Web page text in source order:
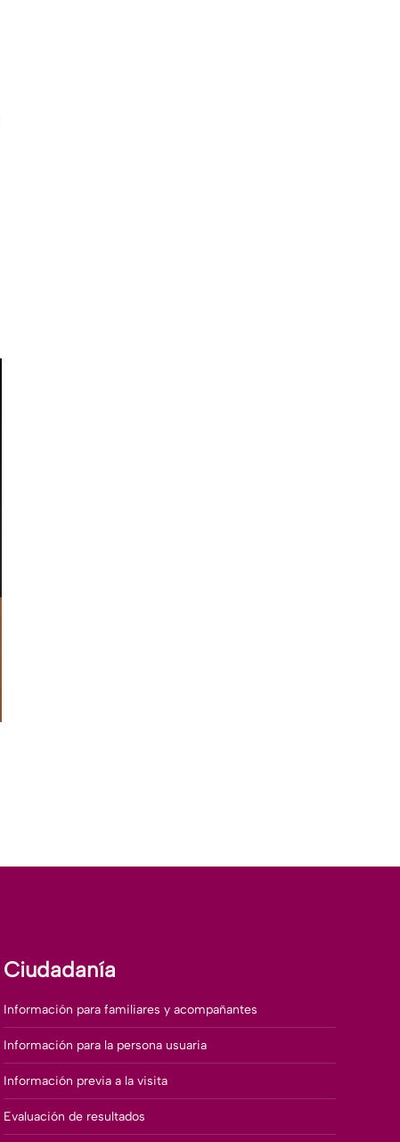
Ciudadanía
Información para familiares y acompañantes
Información para la persona usuaria
Información previa a la visita
Evaluación de resultados